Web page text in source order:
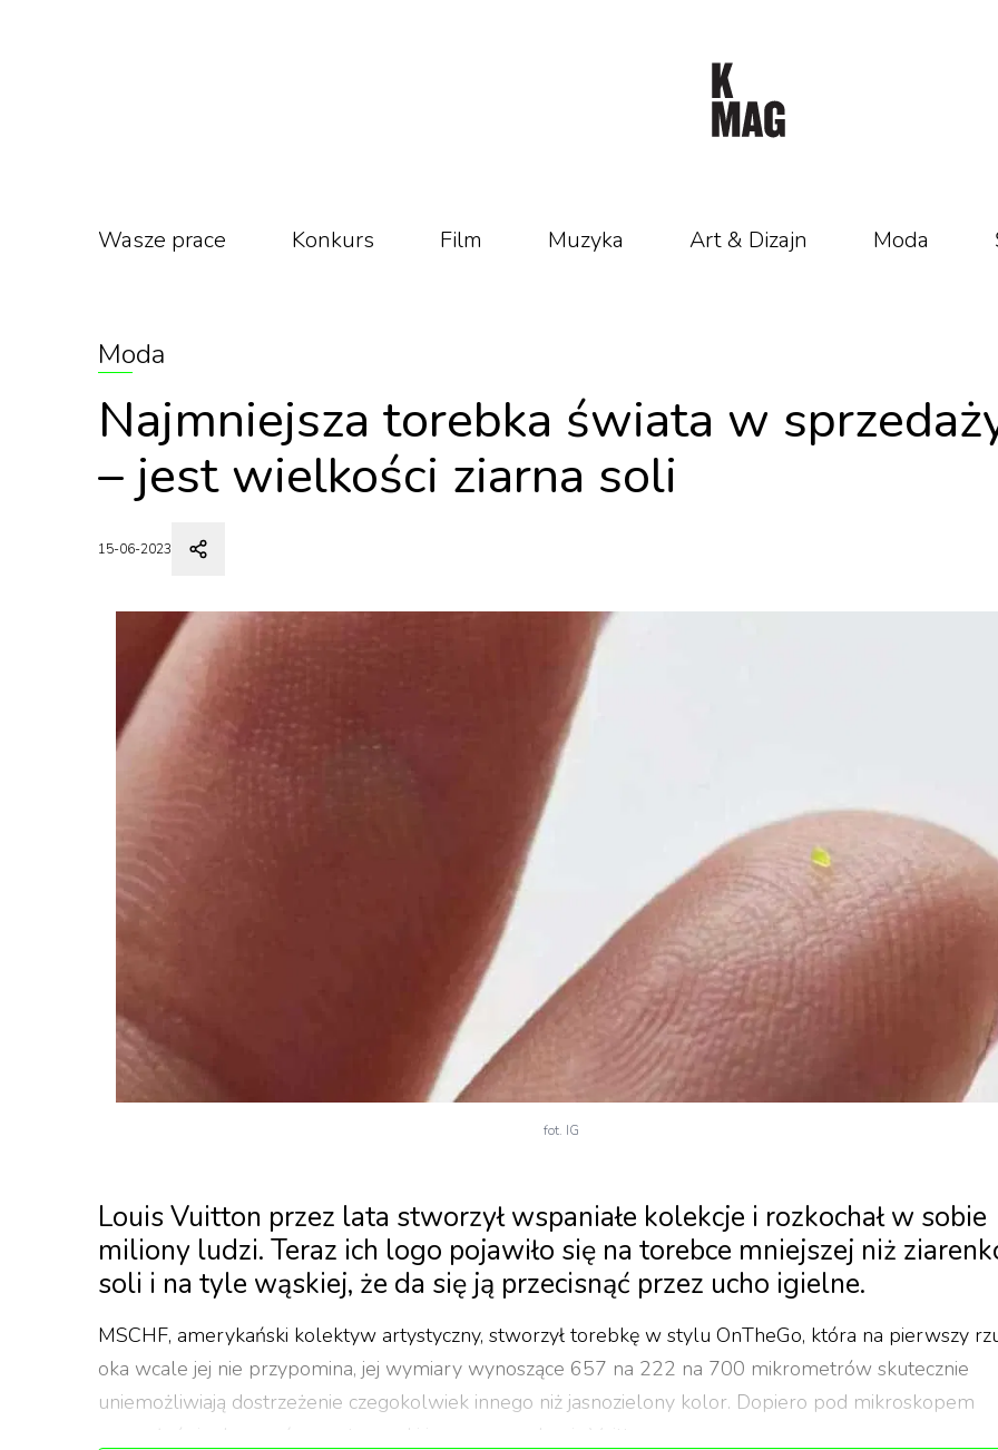
Wasze prace Konkurs Film Muzyka Art & Dizajn Moda
Moda
Najmniejsza torebka świata w
– jest wielkości ziarna soli
15-06-2023
fot. IG
Louis Vuitton przez lata stworzył wspaniałe kolekcje i rozkochał w sobie
miliony ludzi. Teraz ich logo pojawiło się na torebce mniejszej niż
soli i na tyle wąskiej, że da się ją przecisnąć przez ucho igielne.
MSCHF, amerykański kolektyw artystyczny, stworzył torebkę w stylu OnTheGo, która na pierwszy
oka wcale jej nie przypomina, jej wymiary wynoszące 657 na 222 na 700 mikrometrów skutecznie
uniemożliwiają dostrzeżenie czegokolwiek innego niż jasnozielony kolor. Dopiero pod mikroskopem
zauważyć się da przeźroczyste rączki i monogram Louis Vuitton.